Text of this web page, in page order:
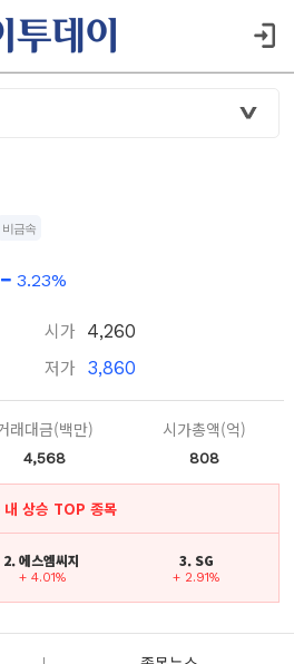
비금속
3.23%
시가 4,260
저가 3,860
래대금(백만)
4,568
시가총액(억)
808
내 상승 TOP 종목
2. 에스엠씨지
+ 4.01%
3. SG
+ 2.91%